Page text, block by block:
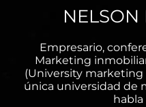
Empresario,
Marketing
(University marketing
única universidad de
habla